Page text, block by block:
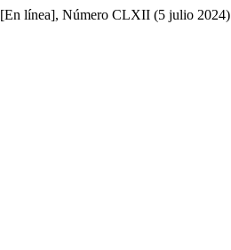
[En línea], Número CLXII (5 julio 2024)